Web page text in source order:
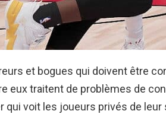
et bogues qui doivent être
eux traitent de problèmes de
qui voit les joueurs privés de leur